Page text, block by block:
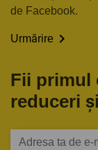
de Facebook.
Urmărire 
Fii primul
reduceri